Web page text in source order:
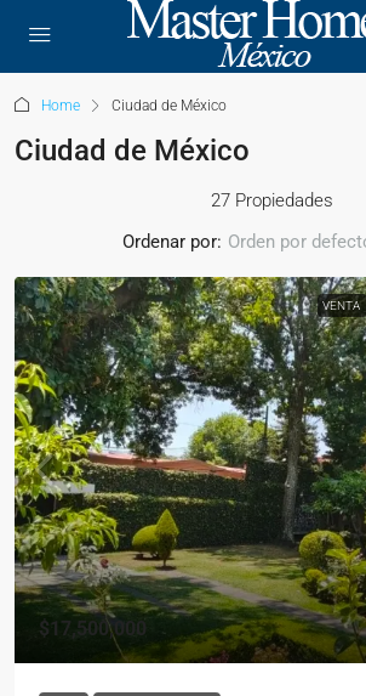
Home Ciudad de México
Ciudad de México
27 Propiedades
Ordenar por: Orden por
VENTA
$17,500,000